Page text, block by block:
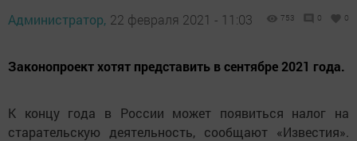
Администратор, 22 февраля 2021 - 11:03 753 0 0
Законопроект хотят представить в сентябре 2021 года.
К концу года в России может появиться налог на
старательскую деятельность, сообщают «Известия».